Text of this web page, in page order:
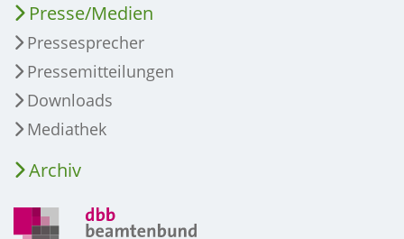
Presse/Medien
Pressesprecher
Pressemitteilungen
Downloads
Mediathek
Archiv